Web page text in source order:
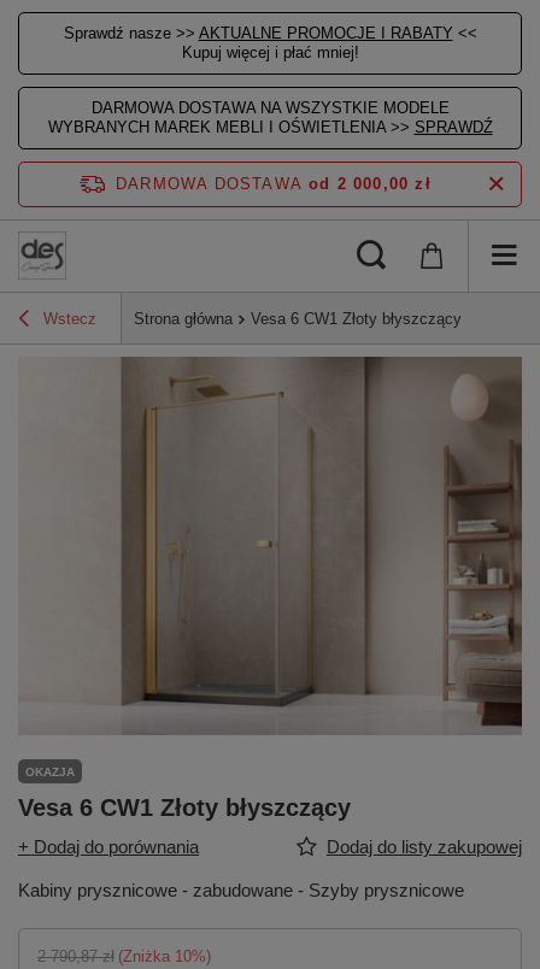
Sprawdź nasze >> AKTUALNE PROMOCJE I RABATY <<
Kupuj więcej i płać mniej!
DARMOWA DOSTAWA NA WSZYSTKIE MODELE
WYBRANYCH MAREK MEBLI I OŚWIETLENIA >> SPRAWDŹ
DARMOWA DOSTAWA od 2 000,00 zł
Wstecz Strona główna Vesa 6 CW1 Złoty błyszczący
OKAZJA
Vesa 6 CW1 Złoty błyszczący
+ Dodaj do porównania Dodaj do listy zakupowej
Kabiny prysznicowe - zabudowane - Szyby prysznicowe
2 790,87 zł (Zniżka 10%)